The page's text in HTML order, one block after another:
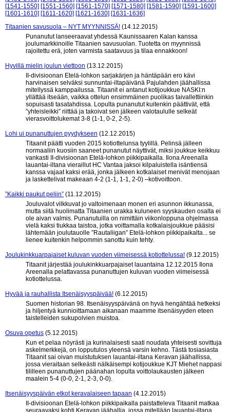
[1541-1550] [1551-1560] [1561-1570] [1571-1580] [1581-1590] [1591-1600]
[1601-1610] [1611-1620] [1621-1630] [1631-1636]
Titaanien savusuola – NYT MYYNNISSÄ! (14.12.2015)
Punanutut lanseeraavat yhdessä Kaunissaaren Kalan kanssa
joulumarkkinoille Titaanien savusuolan. Tuotetta on myynnissä
rajoitettu erä, joten varmista saatavuus ja tilaa ennakkoon!
Hyvillä mielin joulun viettoon (13.12.2015)
II-divisioonan Etelä-lohkon sarjakärjen ja häntäpään ero kävi
harvinaisen selväksi sunnuntai-iltapäivänä Pajulahden jäähallissa
mitellyssä kamppailussa. Titaanit ei antanut kotijoukkue NASKI:n
yllättää itseään, vaikka ottelun ensimmäinen puolikas taivallettiinkin
sopuisasti tasatahdissa. Lopulta punanutut kuitenkin päättivät, että
”yhteisleikki” riittää ja takoivat sen jälkeen valotaululle selkeät
vierasvoittolukemat 3-8 (1-1, 0-2, 2-5).
Lohi ui punanuttujen pyydykseen (12.12.2015)
Titaanit päätti vuoden 2015 kotiottelunsa tyylillä. Pelinsä jälleen
normaaliin kuosiin saaneet punanutut näyttivät, miksi joukkue keikkuu
vankasti II-divisioonan Etelä-lohkon piikkipaikalla. Ilona Areenalla
lauantai-iltana vieraillut HC Vantaa jaksoi kilpaluistella isäntiensä
kanssa vajaat kaksi erää, jonka jälkeen kotkalaiset menivät menojaan
ja laskettelivat makeaan 4-2 (1-1, 1-1, 2-0) –kotivoittoon.
”Kaikki paukut peliin” (11.12.2015)
Jouluvalot vilkkuvat jo valtoimenaan monen eri asunnon ikkunassa,
mutta siitä huolimatta Titaanien urakka kuluneen syyskauden osalta ei
ole aivan valmis. Punanutuilla on nimittäin viikonloppuna ohjelmassa
vielä kaksi tiukkaa taistoa, jotka voittamalla kotkalaisjoukkue pääsisi
lähtemään joulutauolle ”Rautaliigan” Etelä-lohkon piikkipaikalta... se
lienee kuitenkin helpommin sanottu kuin tehty.
Joulukinkkuarpajaiset kuluvan vuoden viimeisessä kotiottelussa! (9.12.2015)
Titaanit järjestää joulukinkkuarpajaiset lauantaina 12.12.2015 Ilona
Areenalla pelattavassa punanuttujen kuluvan vuoden viimeisessä
kotiottelussa.
Hyvää ja rauhallista Itsenäisyyspäivää! (6.12.2015)
Suomen historian 98. Itsenäisyyspäivänä on hyvä hengähtää hetkeksi
ja hiljentyä kunnioittamaan aikanaan maamme itsenäisyyden eteen
taistelleiden sukupolvien muistoa.
Osuva opetus (5.12.2015)
Kun et pelaa nöyrästi ja kurinalaisesti saati noudata yhteisesti sovittuja
askelmerkkejä, on lopputulos yleensä varsin kehno. Tästä tosiasiasta
Titaanit sai oivan muistutuksen lauantai-iltana Keravan jäähallissa,
jossa vieraitaan selkeästi nälkäisempi kotijoukkue KJT Miehet nappasi
tililleen punanuttujen päänahan lopulta voittolaukausten jälkeen
maalein 5-4 (0-0, 2-1, 2-3, 0-0).
Itsenäisyyspäivän etkot keravalaiseen tapaan (4.12.2015)
II-divisioonan Etelä-lohkon piikkipaikalla paistatteleva Titaanit matkaa
seuraavaksi kohti Keravan jäähallia, jossa mitellään lauantai-iltana